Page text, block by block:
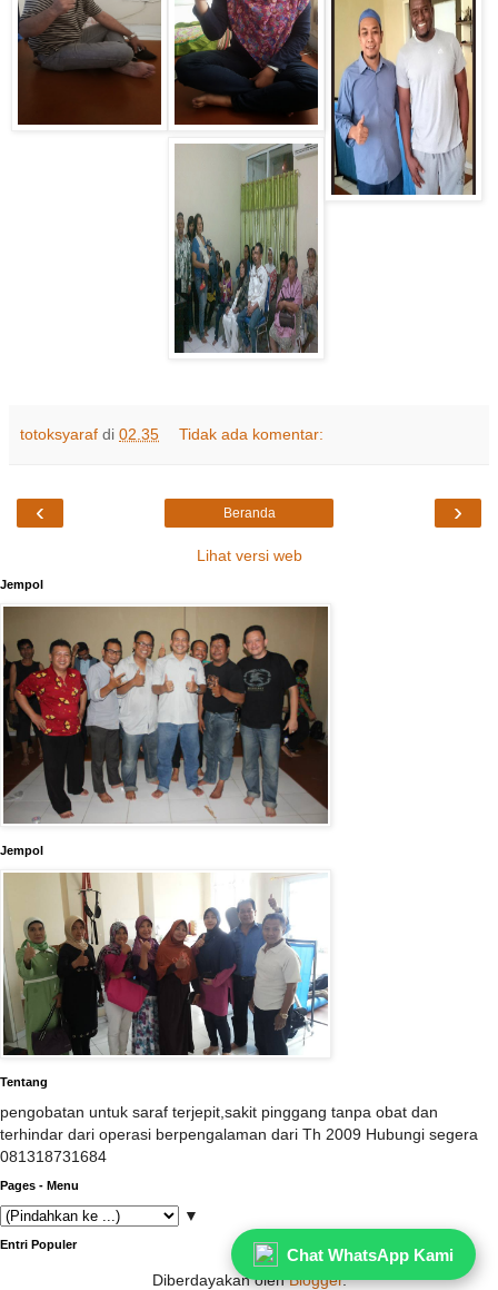
totoksyaraf di 02.35 Tidak ada komentar:
‹ ›
Beranda
Lihat versi web
Jempol
Jempol
Tentang
pengobatan untuk saraf terjepit,sakit pinggang tanpa obat dan
terhindar dari operasi berpengalaman dari Th 2009 Hubungi segera
081318731684
Pages - Menu
▼
Entri Populer
Diberdayakan olehBlogger.
Chat WhatsApp Kami